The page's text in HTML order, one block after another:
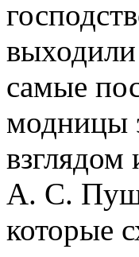
самые
модницы
А. С.
которые